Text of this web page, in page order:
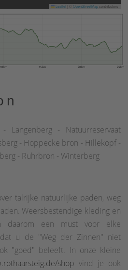
Leaflet OpenStreetMapcontributors
10 km 15 km 20 km 25 km
Langenberg - Natuurreservaat
- Hoppecke bron - Hillekopf -
- Ruhrbron - Winterberg
talrijke natuurlijke paden, weg
Weersbestendige kleding en
daarom een must voor elke
u de "Weg der Zinnen" niet
"goed" beleeft. In onze kleine
shop vind je ook